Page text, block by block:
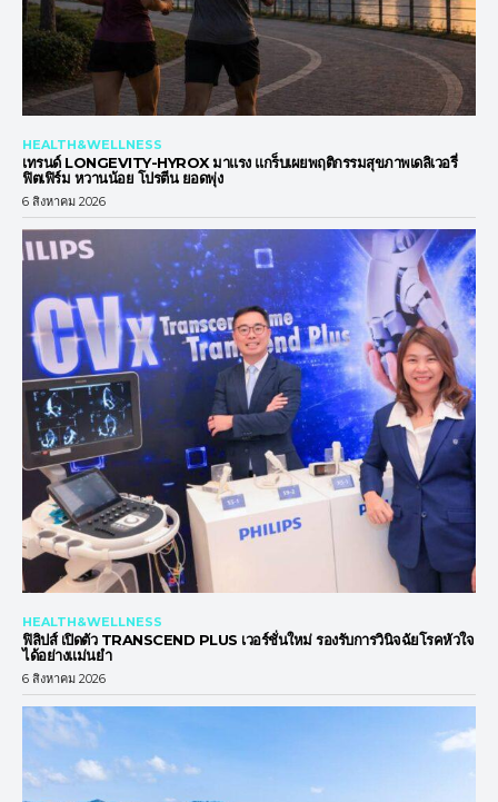
HEALTH&WELLNESS
เทรนด์ LONGEVITY-HYROX มาแรง แกร็บเผยพฤติกรรมสุขภาพเดลิเวอรี่
ฟิตเฟิร์ม หวานน้อย โปรตีน ยอดพุ่ง
6 สิงหาคม 2026
HEALTH&WELLNESS
ฟิลิปส์ เปิดตัว TRANSCEND PLUS เวอร์ชั่นใหม่ รองรับการวินิจฉัยโรคหัวใจ
ได้อย่างแม่นยำ
6 สิงหาคม 2026